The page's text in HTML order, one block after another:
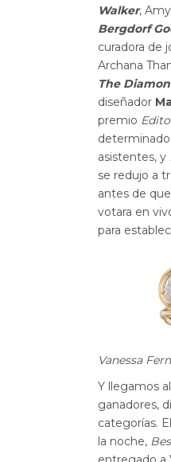
Walker,
Bergdorf
curadora de
Archana
The
diseñador
premio
asistentes, y
se redujo a
antes de
votara en
para
Vanessa
Y llegamos
ganadores,
categorías.
la noche,